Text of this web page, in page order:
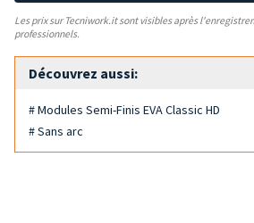
Les prix sur Tecniwork.it sont visibles après
professionnels.
Découvrez aussi:
# Modules Semi-Finis EVA Classic HD
# Sans arc